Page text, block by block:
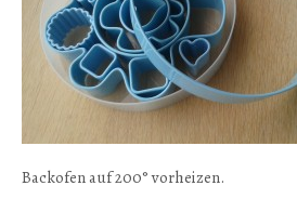
Backofen auf 200° vorheizen.